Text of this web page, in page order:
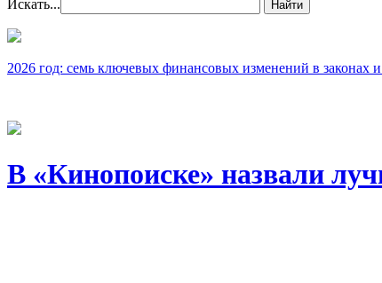
Искать... Найти
2026 год: семь ключевых финансовых изменений в законах
В «Кинопоиске» назвали